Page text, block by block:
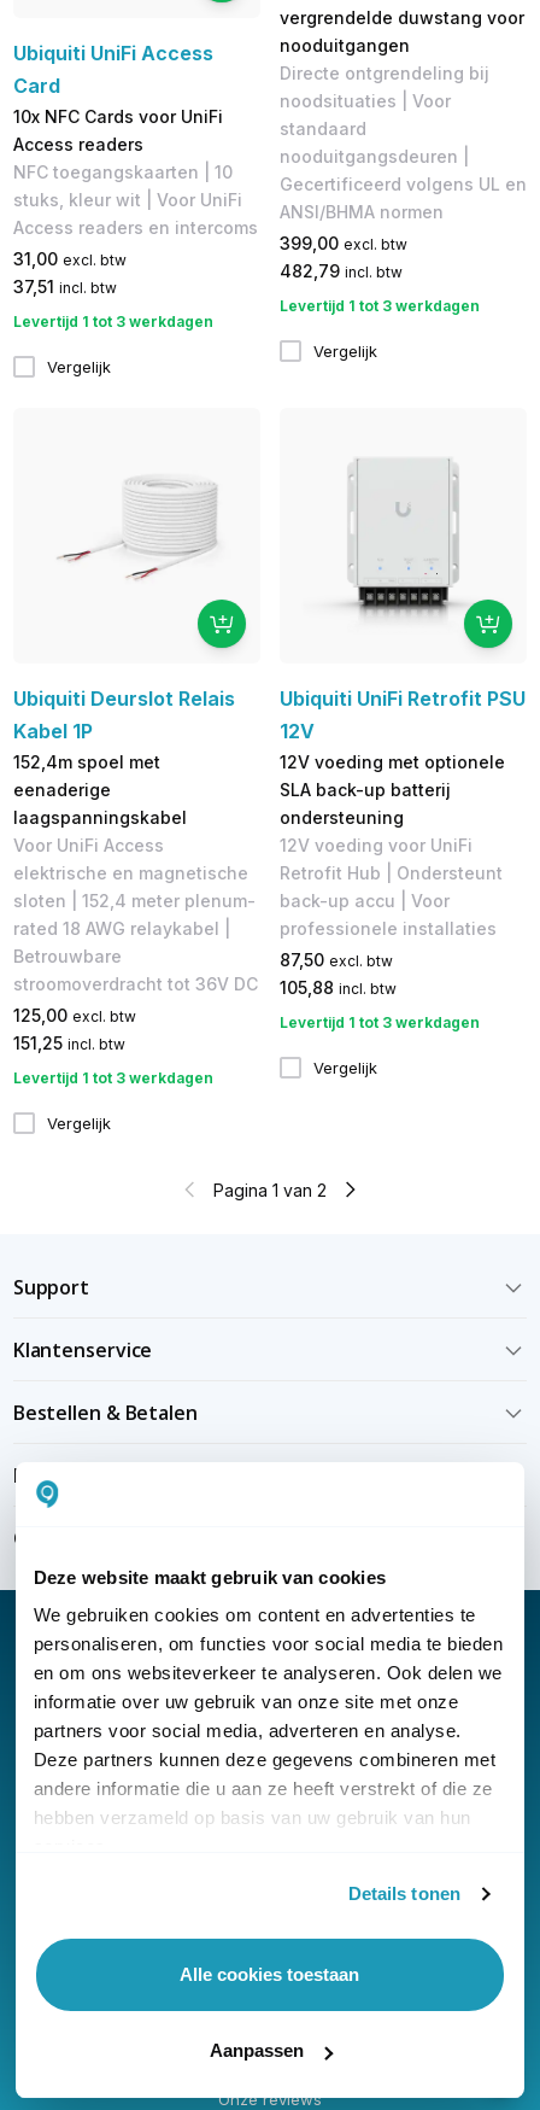
Deze website maakt gebruik van cookies
We gebruiken cookies om content en advertenties te
personaliseren, om functies voor social media te bieden
en om ons websiteverkeer te analyseren. Ook delen we
informatie over uw gebruik van onze site met onze
partners voor social media, adverteren en analyse.
Deze partners kunnen deze gegevens combineren met
andere informatie die u aan ze heeft verstrekt of die ze
hebben verzameld op basis van uw gebruik van hun
Details tonen
Alle cookies toestaan
Aanpassen
Ubiquiti UniFi Access
Card
10x NFC Cards voor UniFi
Access readers
NFC toegangskaarten | 10
stuks, kleur wit | Voor UniFi
Access readers en intercoms
31,00 excl. btw
37,51 incl. btw
Levertijd 1 tot 3 werkdagen
Vergelijk
vergrendelde duwstang voor
nooduitgangen
Directe ontgrendeling bij
noodsituaties | Voor
standaard
nooduitgangsdeuren |
Gecertificeerd volgens UL en
ANSI/BHMA normen
399,00 excl. btw
482,79 incl. btw
Levertijd 1 tot 3 werkdagen
Vergelijk
Ubiquiti Deurslot Relais
Kabel 1P
152,4m spoel met
eenaderige
laagspanningskabel
Voor UniFi Access
elektrische en magnetische
sloten | 152,4 meter plenum-
rated 18 AWG relaykabel |
Betrouwbare
stroomoverdracht tot 36V DC
125,00 excl. btw
151,25 incl. btw
Levertijd 1 tot 3 werkdagen
Vergelijk
Ubiquiti UniFi Retrofit PSU
12V
12V voeding met optionele
SLA back-up batterij
ondersteuning
12V voeding voor UniFi
Retrofit Hub | Ondersteunt
back-up accu | Voor
professionele installaties
87,50 excl. btw
105,88 incl. btw
Levertijd 1 tot 3 werkdagen
Vergelijk
Pagina 1 van 2
Support
Klantenservice
Bestellen & Betalen
Bezorgen & installeren
Over KommaGo
© Copyright KommaGo
Algemene voorwaarden
Cookies
Onze reviews
Nieuwsbrief
Klantenservice